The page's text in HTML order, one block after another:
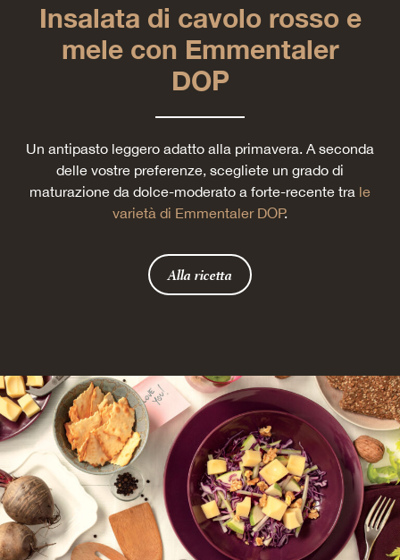
Insalata di cavolo rosso e
mele con Emmentaler
DOP
Un antipasto leggero adatto alla primavera. A seconda
delle vostre preferenze, scegliete un grado di
maturazione da dolce-moderato a forte-recente tra le
varietà di Emmentaler DOP.
Alla ricetta